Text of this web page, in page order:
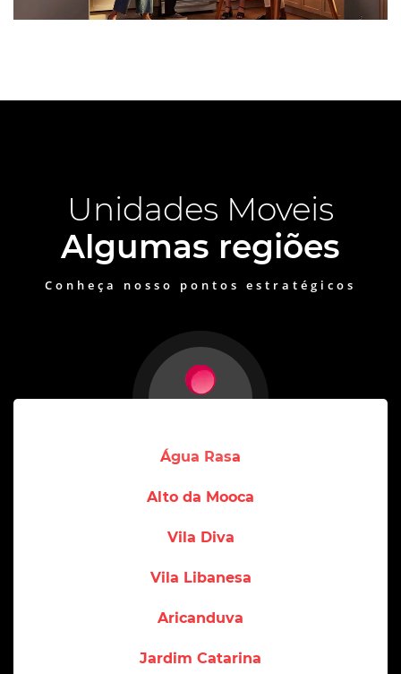
Unidades Moveis
Algumas regiões
Conheça nosso pontos estratégicos
Água Rasa
Alto da Mooca
Vila Diva
Vila Libanesa
Aricanduva
Jardim Catarina